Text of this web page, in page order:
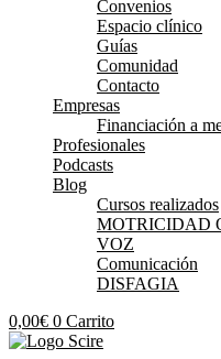
Convenios
Espacio clínico
Guías
Comunidad
Contacto
Empresas
Financiación a
Profesionales
Podcasts
Blog
Cursos realizados
MOTRICIDAD
VOZ
Comunicación
DISFAGIA
0,00€ 0 Carrito